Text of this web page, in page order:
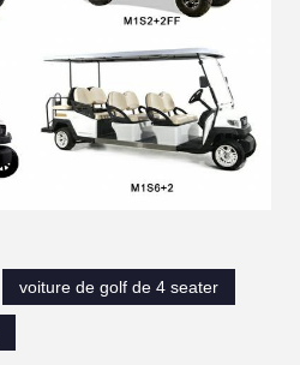
voiture de golf de 4 seater